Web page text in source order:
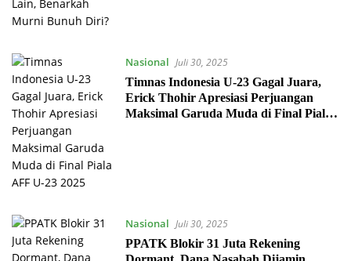
Nasional Juli 30, 2025
Timnas Indonesia U-23 Gagal Juara,
Erick Thohir Apresiasi Perjuangan
Maksimal Garuda Muda di Final Piala
Nasional Juli 30, 2025
PPATK Blokir 31 Juta Rekening